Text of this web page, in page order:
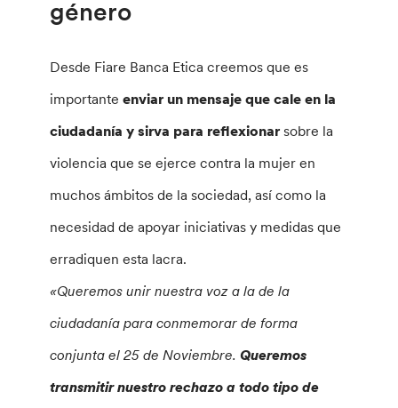
género
Desde Fiare Banca Etica creemos que es
importanteenviar un mensaje que cale en la
ciudadanía y sirva para reflexionar sobre la
violencia que se ejerce contra la mujer en
muchos ámbitos de la sociedad, así como la
necesidad de apoyar iniciativas y medidas que
erradiquen esta lacra.
«Queremos unir nuestra voz a la de la
ciudadanía para conmemorar de forma
conjunta el 25 de Noviembre.Queremos
transmitir nuestro rechazo a todo tipo de